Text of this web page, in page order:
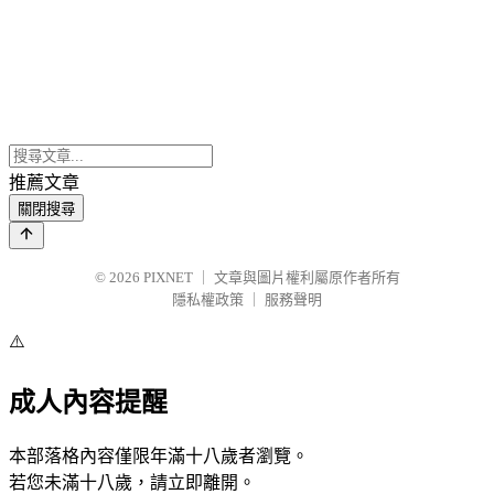
推薦文章
關閉搜尋
© 2026 PIXNET
文章與圖片權利屬原作者所有
隱私權政策
服務聲明
⚠️
成人內容提醒
本部落格內容僅限年滿十八歲者瀏覽。
若您未滿十八歲，請立即離開。